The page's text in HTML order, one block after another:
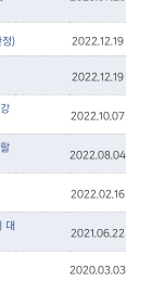
) 2022.12.19
2022.12.19
2022.10.07
2022.08.04
2022.02.16
대
2021.06.22
2020.03.03